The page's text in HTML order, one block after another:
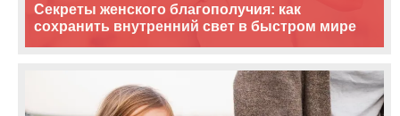
Секреты женского благополучия: как
сохранить внутренний свет в быстром мире